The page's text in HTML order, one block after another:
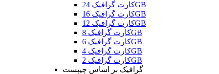
کارت گرافیک 24GB
کارت گرافیک 16GB
کارت گرافیک 12GB
کارت گرافیک 8GB
کارت گرافیک 6GB
کارت گرافیک 4GB
کارت گرافیک 2GB
گرافیک بر اساس چیپست